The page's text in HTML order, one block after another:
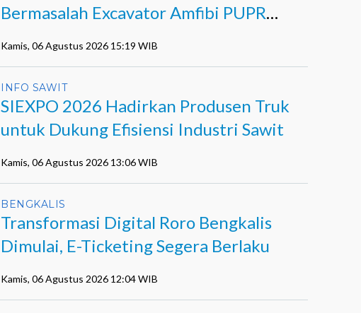
Bermasalah Excavator Amfibi PUPR
Kamis, 06 Agustus 2026 15:19 WIB
INFO SAWIT
SIEXPO 2026 Hadirkan Produsen Truk
untuk Dukung Efisiensi Industri Sawit
Kamis, 06 Agustus 2026 13:06 WIB
BENGKALIS
Transformasi Digital Roro Bengkalis
Dimulai, E-Ticketing Segera Berlaku
Kamis, 06 Agustus 2026 12:04 WIB